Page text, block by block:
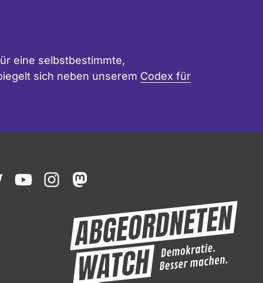
eine selbstbestimmte,
sich neben unserem Codex für
youtubeinstagrammastodon